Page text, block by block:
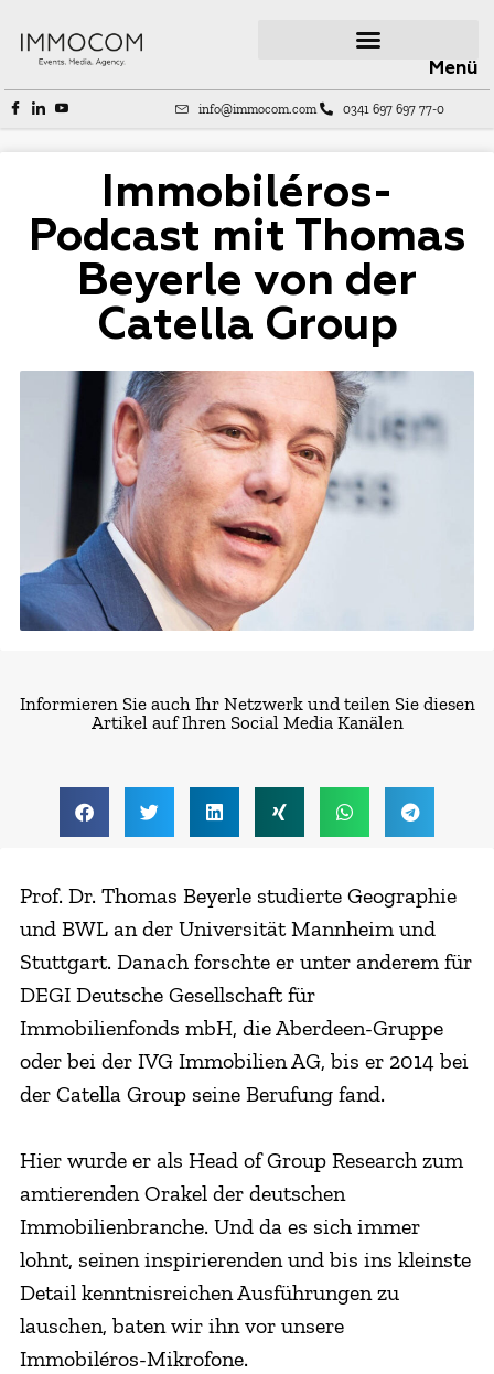
Menü
info@immocom.com 0341 697 697 77-0
Immobiléros-
Podcast mit Thomas
Beyerle von der
Catella Group
Informieren Sie auch Ihr Netzwerk und teilen Sie diesen
Artikel auf Ihren Social Media Kanälen
Prof. Dr. Thomas Beyerle studierte Geographie
und BWL an der Universität Mannheim und
Stuttgart. Danach forschte er unter anderem für
DEGI Deutsche Gesellschaft für
Immobilienfonds mbH, die Aberdeen-Gruppe
oder bei der IVG Immobilien AG, bis er 2014 bei
der Catella Group seine Berufung fand.
Hier wurde er als Head of Group Research zum
amtierenden Orakel der deutschen
Immobilienbranche. Und da es sich immer
lohnt, seinen inspirierenden und bis ins kleinste
Detail kenntnisreichen Ausführungen zu
lauschen, baten wir ihn vor unsere
Immobiléros-Mikrofone.